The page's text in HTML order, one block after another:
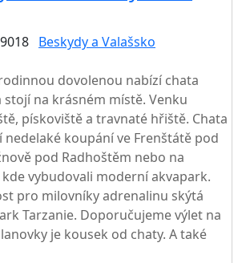
Beskydy a Valašsko
dovolenou nabízí chata
na krásném místě. Venku
pískoviště a travnaté hřiště. Chata
nedelaké koupání ve Frenštátě pod
pod Radhoštěm nebo na
vybudovali moderní akvapark.
pro milovníky adrenalinu skýtá
Tarzanie. Doporučujeme výlet na
je kousek od chaty. A také